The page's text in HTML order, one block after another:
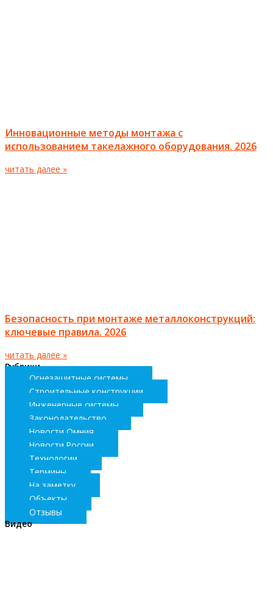
Инновационные методы монтажа с
использованием такелажного оборудования. 2026
читать далее »
Безопасность при монтаже металлоконструкций:
ключевые правила. 2026
читать далее »
Рубрики
Огнезащитные системы
Строительные конструкции
Инженерные системы
Законодательство
Новости Омния
Новости России
Технологии
Термины
На заметку
Объекты
Отзывы
Видео